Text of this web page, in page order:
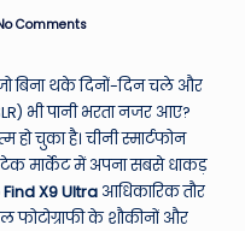
Comments
बिना थके दिनों-दिन चले और
भी पानी भरता नजर आए?
चुका है। चीनी स्मार्टफोन
टेक मार्केट में अपना सबसे धाकड़
X9 Ultra आधिकारिक तौर
फोटोग्राफी के शौकीनों और